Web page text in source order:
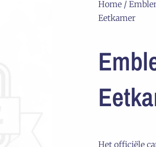
Home /
Eetkamer
Het officiële